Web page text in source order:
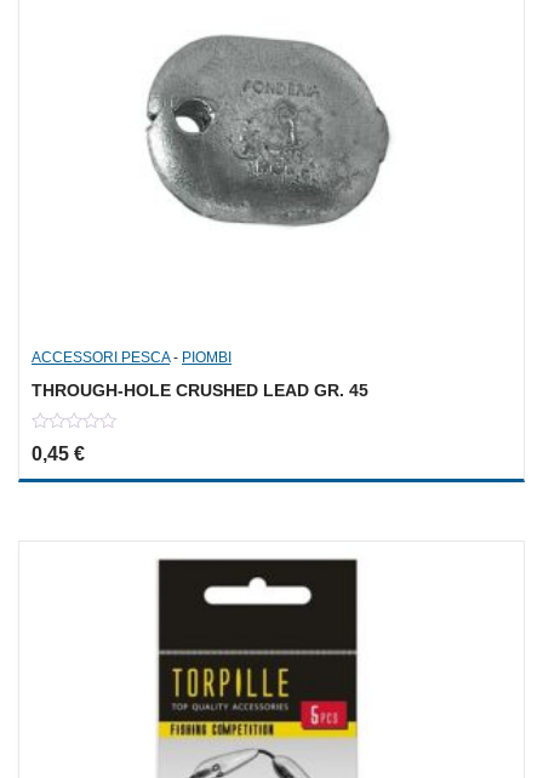
ACCESSORI PESCA- PIOMBI
THROUGH-HOLE CRUSHED LEAD GR. 45
0
out
of
0,45 €